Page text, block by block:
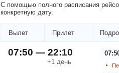
С помощью полного расписания
конкретную дату.
Вылет Прилет
07:50 — 22:10
+1 день